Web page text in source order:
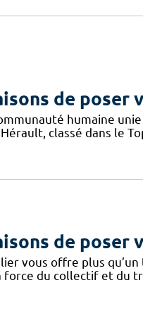
de poser
humaine
classé dans le
de poser
vous offre plus
force du collectif et du